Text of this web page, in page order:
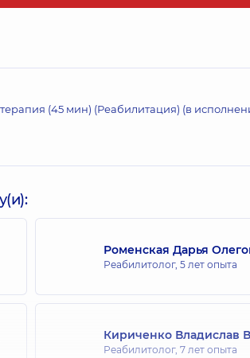
(45 мин) (Реабилитация) (в
Роменская Дарья
Реабилитолог, 5 лет опыта
Кириченко Владислав
Реабилитолог, 7 лет опыта